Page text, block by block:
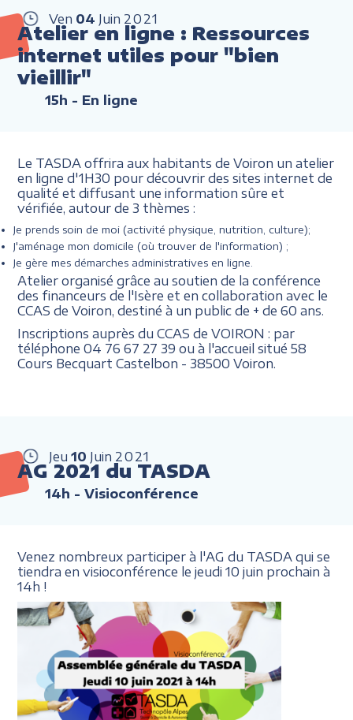
Ven 04 Juin 2021
Atelier en ligne : Ressources
internet utiles pour "bien
vieillir"
15h - En ligne
Le TASDA offrira aux habitants de Voiron un atelier
en ligne d'1H30 pour découvrir des sites internet de
qualité et diffusant une information sûre et
vérifiée, autour de 3 thèmes :
Je prends soin de moi (activité physique, nutrition, culture);
J'aménage mon domicile (où trouver de l'information) ;
Je gère mes démarches administratives en ligne.
Atelier organisé grâce au soutien de la conférence
des financeurs de l'Isère et en collaboration avec le
CCAS de Voiron, destiné à un public de + de 60 ans.
Inscriptions auprès du CCAS de VOIRON : par
téléphone 04 76 67 27 39 ou à l'accueil situé58
Cours Becquart Castelbon - 38500 Voiron.
Jeu 10 Juin 2021
AG 2021 du TASDA
14h - Visioconférence
Venez nombreux participer à l'AG du TASDA qui se
tiendra en visioconférence le jeudi 10 juin prochain à
14h !